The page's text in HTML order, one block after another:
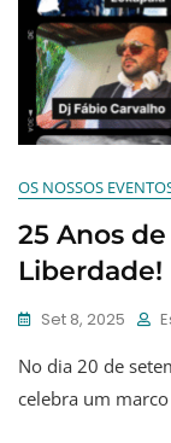
OS NOSSOS
25 Anos
Liberdade!
Set 8, 2025
No dia 20 de
celebra um